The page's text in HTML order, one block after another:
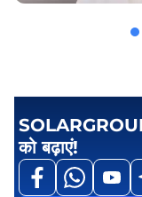
को बढ़ाएं!